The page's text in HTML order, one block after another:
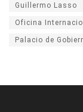
Guillermo Lasso
Oficina
Palacio de